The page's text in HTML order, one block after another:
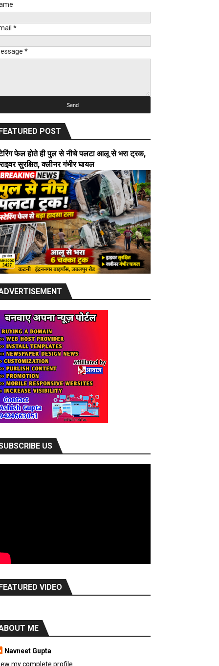
*
*
FEATURED POST
फेल होते ही पुल से नीचे पलटा आलू से भरा ट्रक,
सुरक्षित, क्लीनर गंभीर घायल
US
VIDEO
ME
Navneet Gupta
my complete profile